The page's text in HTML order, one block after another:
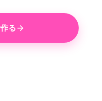
る